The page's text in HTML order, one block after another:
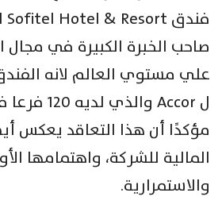
صاحب الخبرة الكبيرة في مجال
علي مستوي العالم لانه
مؤكدًا أن هذا التعاقد يعكس
المالية للشركة، واهتمامها
والاستمرارية.